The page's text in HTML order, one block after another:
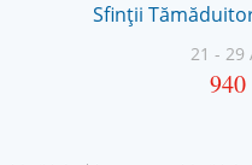
Sfinţii
21 - 29
940